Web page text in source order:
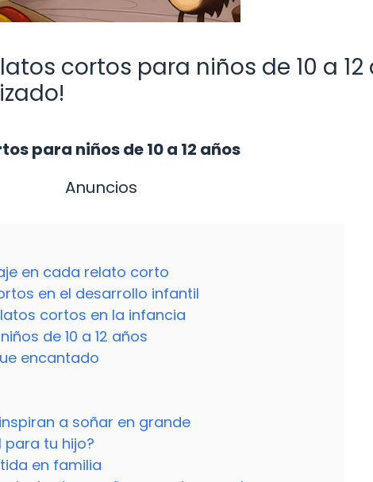
cortos para niños de 10 a 12
para niños de 10 a 12 años
Anuncios
en cada relato corto
en el desarrollo infantil
cortos en la infancia
de 10 a 12 años
encantado
a soñar en grande
tu hijo?
en familia